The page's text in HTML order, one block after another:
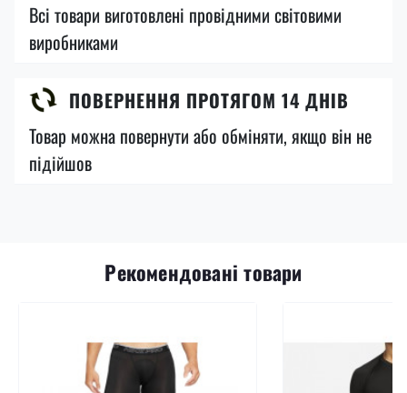
Всі товари виготовлені провідними світовими
виробниками
ПОВЕРНЕННЯ ПРОТЯГОМ 14 ДНІВ
Товар можна повернути або обміняти, якщо він не
підійшов
Рекомендовані товари